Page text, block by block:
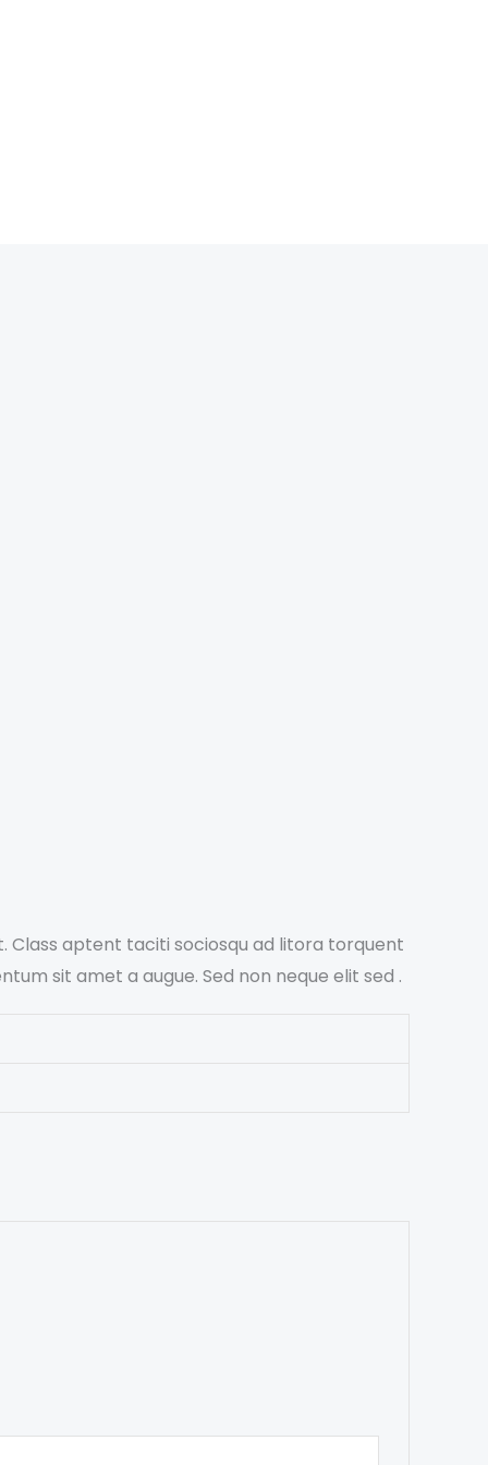
Class aptent taciti sociosqu ad litora torquent
sit amet a augue. Sed non neque elit sed .